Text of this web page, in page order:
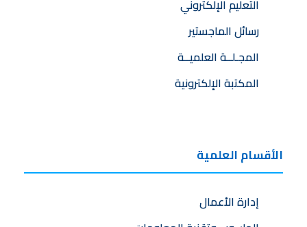
التعليم الإلكتروني
رسائل الماجستير
المجـلــة العلميــة
المكتبة الإلكترونية
الأقسام العلمية
إدارة الأعمال